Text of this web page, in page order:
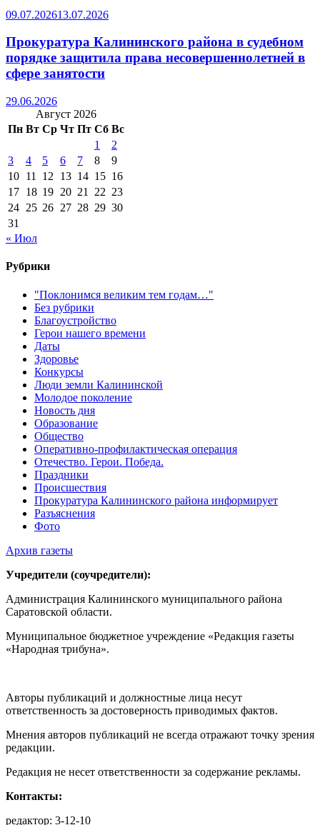
09.07.202613.07.2026
Прокуратура Калининского района в судебном
порядке защитила права несовершеннолетней в
сфере занятости
29.06.2026
Август 2026
Пн Вт Ср Чт Пт Сб Вс
1
2
3
4 5 6 7 8
9
10 11 12 13 14 15 16
17 18 19 20 21 22 23
24 25 26 27 28 29 30
31
« Июл
Рубрики
"Поклонимся великим тем годам…"
Без рубрики
Благоустройство
Герои нашего времени
Даты
Здоровье
Конкурсы
Люди земли Калининской
Молодое поколение
Новость дня
Образование
Общество
Оперативно-профилактическая операция
Отечество. Герои. Победа.
Праздники
Происшествия
Прокуратура Калининского района информирует
Разъяснения
Фото
Архив газеты
Учредители (соучредители):
Администрация Калининского муниципального района
Саратовской области.
Муниципальное бюджетное учреждение «Редакция газеты
«Народная трибуна».
Авторы публикаций и должностные лица несут
ответственность за достоверность приводимых фактов.
Мнения авторов публикаций не всегда отражают точку зрения
редакции.
Редакция не несет ответственности за содержание рекламы.
Контакты:
редактор: 3-12-10